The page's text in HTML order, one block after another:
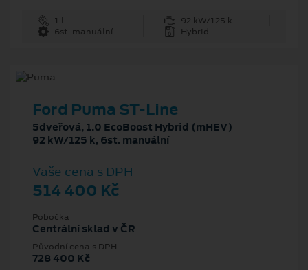
1 l
92 kW/125 k
6st. manuální
Hybrid
Ford Puma ST-Line
5dveřová, 1.0 EcoBoost Hybrid (mHEV)
92 kW/125 k, 6st. manuální
Vaše cena s DPH
514 400 Kč
Pobočka
Centrální sklad v ČR
Původní cena s DPH
728 400 Kč